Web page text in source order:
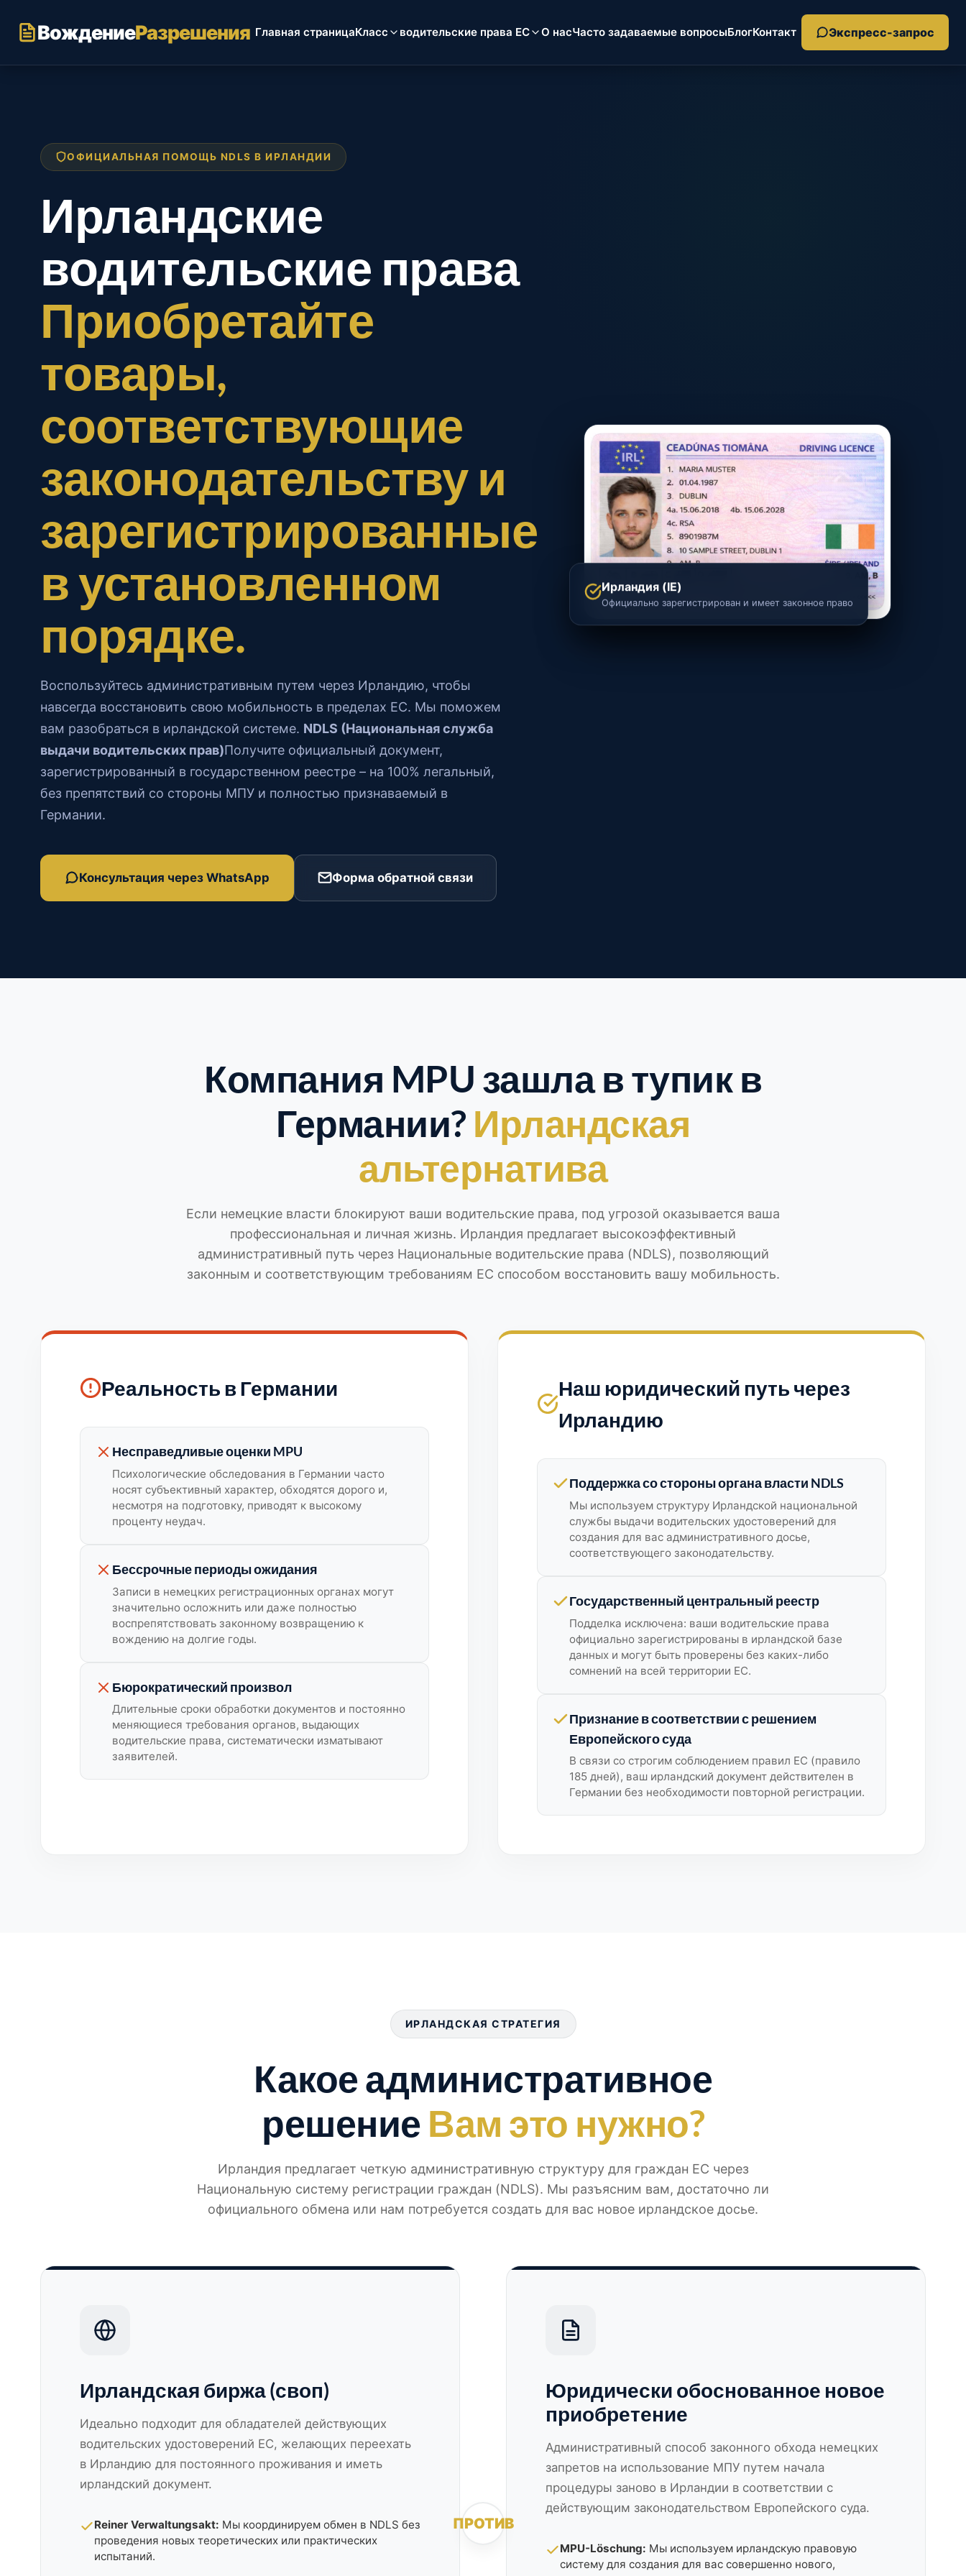
содержимому
ВождениеРазрешения Главная страницаКласс водительские права ЕС О насЧасто задаваемые вопросыБлогКонтакт Экспресс-запрос
ОФИЦИАЛЬНАЯ ПОМОЩЬ NDLS В ИРЛАНДИИ
Ирландские
водительские права
Приобретайте
товары,
соответствующие
законодательству и
зарегистрированные
в установленном
порядке.
Воспользуйтесь административным путем через Ирландию, чтобы
навсегда восстановить свою мобильность в пределах ЕС. Мы поможем
вам разобраться в ирландской системе. NDLS (Национальная служба
выдачи водительских прав)Получите официальный документ,
зарегистрированный в государственном реестре – на 100% легальный,
без препятствий со стороны МПУ и полностью признаваемый в
Германии.
Консультация через WhatsApp Форма обратной связи
Ирландия (IE)
Официально зарегистрирован и имеет законное право
Компания MPU зашла в тупик в
Германии? Ирландская
альтернатива
Если немецкие власти блокируют ваши водительские права, под угрозой оказывается ваша
профессиональная и личная жизнь. Ирландия предлагает высокоэффективный
административный путь через Национальные водительские права (NDLS), позволяющий
законным и соответствующим требованиям ЕС способом восстановить вашу мобильность.
Реальность в Германии
Несправедливые оценки MPU
Психологические обследования в Германии часто
носят субъективный характер, обходятся дорого и,
несмотря на подготовку, приводят к высокому
проценту неудач.
Бессрочные периоды ожидания
Записи в немецких регистрационных органах могут
значительно осложнить или даже полностью
воспрепятствовать законному возвращению к
вождению на долгие годы.
Бюрократический произвол
Длительные сроки обработки документов и постоянно
меняющиеся требования органов, выдающих
водительские права, систематически изматывают
заявителей.
Наш юридический путь через
Ирландию
Поддержка со стороны органа власти NDLS
Мы используем структуру Ирландской национальной
службы выдачи водительских удостоверений для
создания для вас административного досье,
соответствующего законодательству.
Государственный центральный реестр
Подделка исключена: ваши водительские права
официально зарегистрированы в ирландской базе
данных и могут быть проверены без каких-либо
сомнений на всей территории ЕС.
Признание в соответствии с решением
Европейского суда
В связи со строгим соблюдением правил ЕС (правило
185 дней), ваш ирландский документ действителен в
Германии без необходимости повторной регистрации.
ИРЛАНДСКАЯ СТРАТЕГИЯ
Какое административное
решение Вам это нужно?
Ирландия предлагает четкую административную структуру для граждан ЕС через
Национальную систему регистрации граждан (NDLS). Мы разъясним вам, достаточно ли
официального обмена или нам потребуется создать для вас новое ирландское досье.
ПРОТИВ
Ирландская биржа (своп)
Идеально подходит для обладателей действующих
водительских удостоверений ЕС, желающих переехать
в Ирландию для постоянного проживания и иметь
ирландский документ.
Reiner Verwaltungsakt: Мы координируем обмен в NDLS без
проведения новых теоретических или практических
испытаний.
Юридически обоснованное новое
приобретение
Административный способ законного обхода немецких
запретов на использование МПУ путем начала
процедуры заново в Ирландии в соответствии с
действующим законодательством Европейского суда.
MPU-Löschung: Мы используем ирландскую правовую
систему для создания для вас совершенно нового,